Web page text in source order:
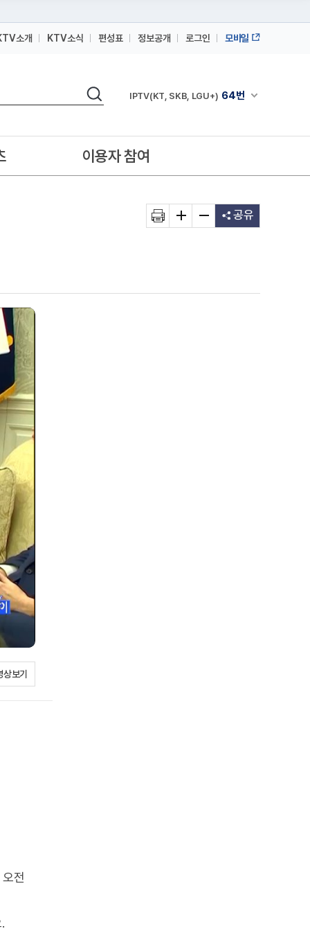
소개 KTV소식 편성표 정보공개 로그인 모바일
검색 채널안내 펼쳐
IPTV(KT, SKB, LGU+) 64번
IPTV(KT, SKB, LGU+)
이용자 참여
공유
보기
전